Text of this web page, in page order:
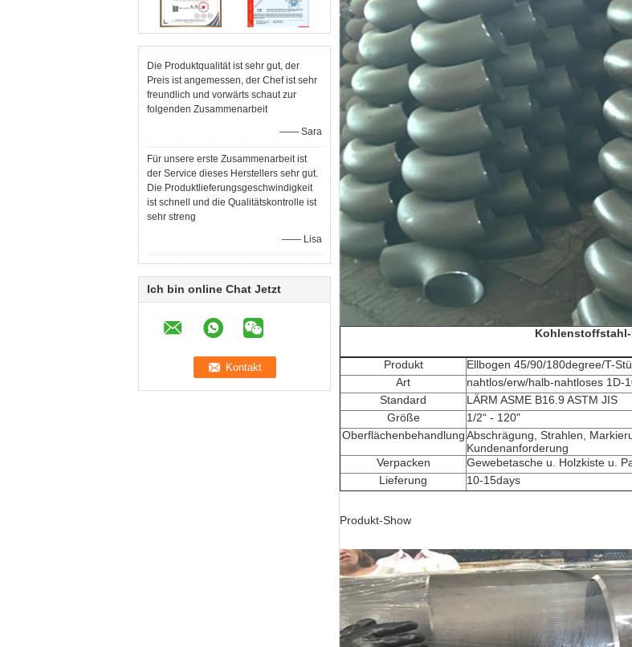
Die Produktqualität ist sehr gut, der
Preis ist angemessen, der Chef ist sehr
freundlich und vorwärts schaut zur
folgenden Zusammenarbeit
—— Sara
Für unsere erste Zusammenarbeit ist
der Service dieses Herstellers sehr gut.
Die Produktlieferungsgeschwindigkeit
ist schnell und die Qualitätskontrolle ist
sehr streng
—— Lisa
Ich bin online Chat Jetzt
Produkt
Ellbogen 45/90/180degree/T-
Art
nahtlos/erw/halb-nahtloses 1D-
Standard
LÄRM ASME B16.9 ASTM JIS
Größe
1/2“ - 120"
OberflächenbehandlungAbschrägung, Strahlen,
Kundenanforderung
Verpacken
Gewebetasche u. Holzkiste u.
Lieferung
10-15days
Produkt-Show